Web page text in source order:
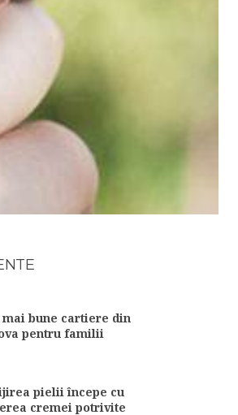
mai bune cartiere din
pentru familii
pielii începe cu
cremei potrivite